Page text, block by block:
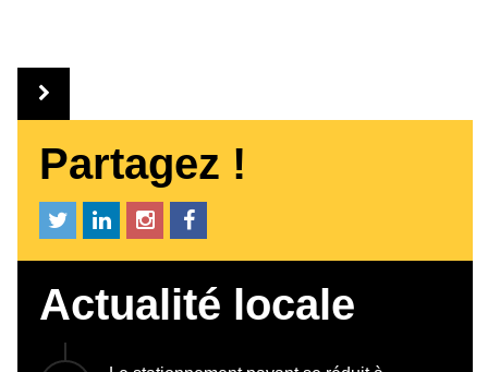
Partagez !
Actualité locale